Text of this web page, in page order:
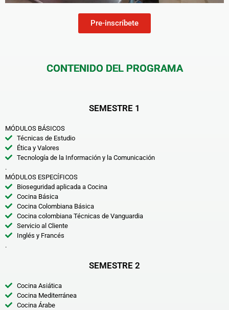
Pre-inscríbete
CONTENIDO DEL PROGRAMA
SEMESTRE 1
MÓDULOS BÁSICOS
Técnicas de Estudio
Ética y Valores
Tecnología de la Información y la Comunicación
.
MÓDULOS ESPECÍFICOS
Bioseguridad aplicada a Cocina
Cocina Básica
Cocina Colombiana Básica
Cocina colombiana Técnicas de Vanguardia
Servicio al Cliente
Inglés y Francés
.
SEMESTRE 2
Cocina Asiática
Cocina Mediterránea
Cocina Árabe